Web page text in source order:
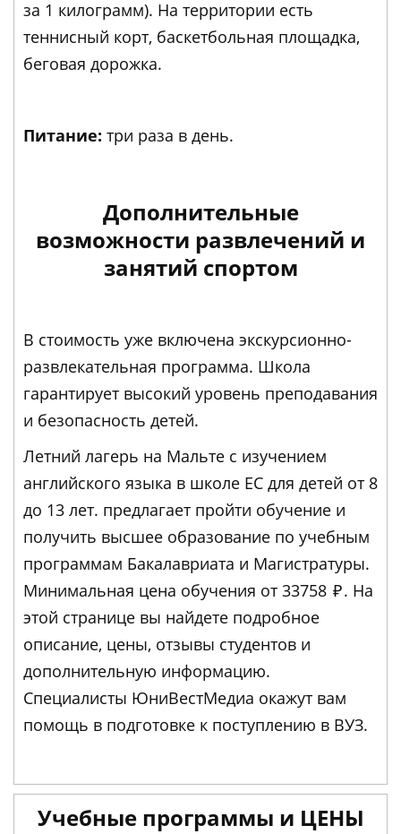
за 1 килограмм). На территории есть
теннисный корт, баскетбольная площадка,
беговая дорожка.
Питание: три раза в день.
Дополнительные
возможности развлечений и
занятий спортом
В стоимость уже включена экскурсионно-
развлекательная программа. Школа
гарантирует высокий уровень преподавания
и безопасность детей.
Летний лагерь на Мальте с изучением
английского языка в школе ЕС для детей от 8
до 13 лет. предлагает пройти обучение и
получить высшее образование по учебным
программам Бакалавриата и Магистратуры.
Минимальная цена обучения от 33758 ₽. На
этой странице вы найдете подробное
описание, цены, отзывы студентов и
дополнительную информацию.
Специалисты ЮниВестМедиа окажут вам
помощь в подготовке к поступлению в ВУЗ.
Учебные программы и ЦЕНЫ